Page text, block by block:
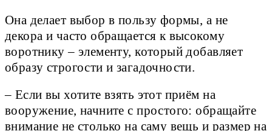
Она делает выбор в пользу формы, а не
декора и часто обращается к высокому
воротнику – элементу, который добавляет
образу строгости и загадочности.
– Если вы хотите взять этот приём на
вооружение, начните с простого: обращайте
внимание не столько на саму вещь и размер на